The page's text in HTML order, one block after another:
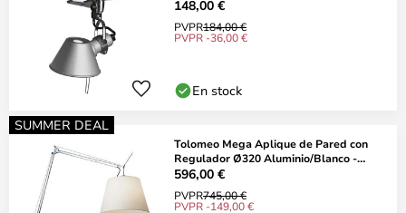
148,00 €
PVPR184,00 €
PVPR -36,00 €
En stock
SUMMER DEAL
Tolomeo Mega Aplique de Pared con
Regulador Ø320 Aluminio/Blanco -
Artemide
596,00 €
PVPR745,00 €
PVPR -149,00 €